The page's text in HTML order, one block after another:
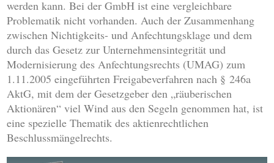
werden kann. Bei der GmbH ist eine vergleichbare
Problematik nicht vorhanden. Auch der Zusammenhang
zwischen Nichtigkeits- und Anfechtungsklage und dem
durch das Gesetz zur Unternehmensintegrität und
Modernisierung des Anfechtungsrechts (UMAG) zum
1.11.2005 eingeführten Freigabeverfahren nach § 246a
AktG, mit dem der Gesetzgeber den „räuberischen
Aktionären“ viel Wind aus den Segeln genommen hat, ist
eine spezielle Thematik des aktienrechtlichen
Beschlussmängelrechts.